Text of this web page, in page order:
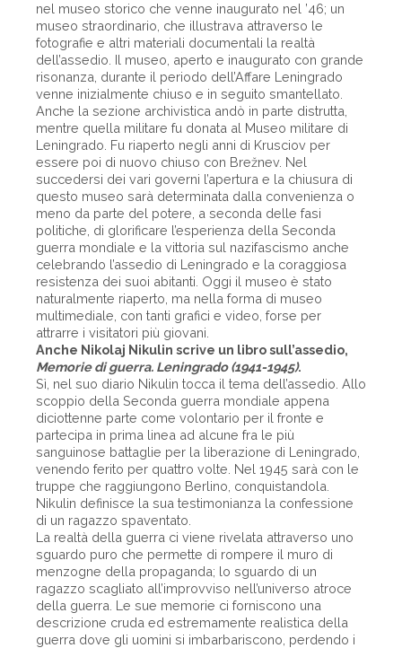
nel museo storico che venne inaugurato nel ’46; un
museo straordinario, che illustrava attraverso le
fotografie e altri materiali documentali la realtà
dell’assedio. Il museo, aperto e inaugurato con grande
risonanza, durante il periodo dell’Affare Leningrado
venne inizialmente chiuso e in seguito smantellato.
Anche la sezione archivistica andò in parte distrutta,
mentre quella militare fu donata al Museo militare di
Leningrado. Fu riaperto negli anni di Krusciov per
essere poi di nuovo chiuso con Brežnev. Nel
succedersi dei vari governi l’apertura e la chiusura di
questo museo sarà determinata dalla convenienza o
meno da parte del potere, a seconda delle fasi
politiche, di glorificare l’esperienza della Seconda
guerra mondiale e la vittoria sul nazifascismo anche
celebrando l’assedio di Leningrado e la coraggiosa
resistenza dei suoi abitanti. Oggi il museo è stato
naturalmente riaperto, ma nella forma di museo
multimediale, con tanti grafici e video, forse per
attrarre i visitatori più giovani.
Anche Nikolaj Nikulin scrive un libro sull’assedio,
Memorie di guerra. Leningrado (1941-1945).
Sì, nel suo diario Nikulin tocca il tema dell’assedio. Allo
scoppio della Seconda guerra mondiale appena
diciottenne parte come volontario per il fronte e
partecipa in prima linea ad alcune fra le più
sanguinose battaglie per la liberazione di Leningrado,
venendo ferito per quattro volte. Nel 1945 sarà con le
truppe che raggiungono Berlino, conquistandola.
Nikulin definisce la sua testimonianza la confessione
di un ragazzo spaventato.
La realtà della guerra ci viene rivelata attraverso uno
sguardo puro che permette di rompere il muro di
menzogne della propaganda; lo sguardo di un
ragazzo scagliato all’improvviso nell’universo atroce
della guerra. Le sue memorie ci forniscono una
descrizione cruda ed estremamente realistica della
guerra dove gli uomini si imbarbariscono, perdendo i